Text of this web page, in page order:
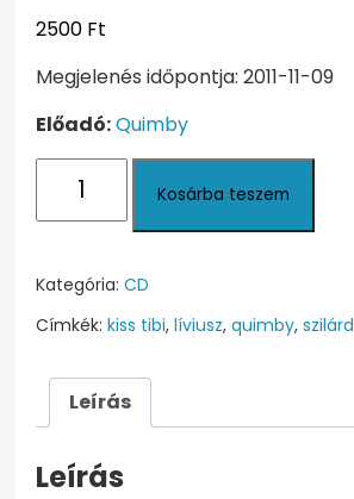
2500 Ft
Megjelenés időpontja: 2011-11-09
Előadó:Quimby
szeánsz
mennyiség
Kosárba teszem
Kategória:CD
Címkék:kiss tibi,líviusz,quimby,szilárd
Leírás
Leírás